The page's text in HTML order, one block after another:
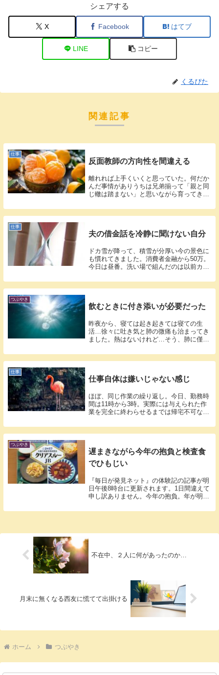
シェアする
X Facebook はてブ
LINE コピー
くるぴた
関連記事
仕事
反面教師の方向性を間違える
離れれば上手くいくと思っていた。何だか
んだ事情がありうちは兄弟揃って「親と同
じ轍は踏まない」と思いながら育ってきま
仕事
夫の借金話を冷静に聞けない自分
ドカ雪が降って、積雪が分厚い今の景色に
も慣れてきました。消費者金融から50万。
今日は昼番。洗い場で組んだのは以前カレ
つぶやき
飲むときに付き添いが必要だった
昨夜から、寝ては起き起きては寝ての生
活…徐々に吐き気と肺の微痛も治まってき
ました。熱はないけれど…そう、肺に僅か
仕事
仕事自体は嫌いじゃない感じ
ほぼ、同じ作業の繰り返し。今日、勤務時
間は11時から3時。実際には与えられた作
業を完全に終わらせるまでは帰宅不可なの
つぶやき
遅まきながら今年の抱負と検査食
でひもじい
『毎日が発見ネット』の体験記の記事が明
日午後8時台に更新されます。1日間違えて
申し訳ありません。今年の抱負。年が明け
不在中、２人に何があったのか…
月末に無くなる西友に慌てて出掛ける
ホーム つぶやき